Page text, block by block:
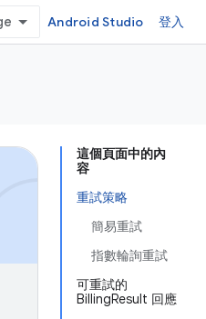
Android Studio 登入
這個頁面中的內
容
重試策略
簡易重試
指數輪詢重試
可重試的
BillingResult 回應